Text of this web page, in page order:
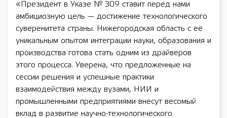
«Президент в Указе № 309 ставит перед нами
амбициозную цель — достижение технологического
суверенитета страны. Нижегородская область с её
уникальным опытом интеграции науки, образования и
производства готова стать одним из драйверов
этого процесса. Уверена, что предложенные на
сессии решения и успешные практики
взаимодействия между вузами, НИИ и
промышленными предприятиями внесут весомый
вклад в развитие научно-технологического